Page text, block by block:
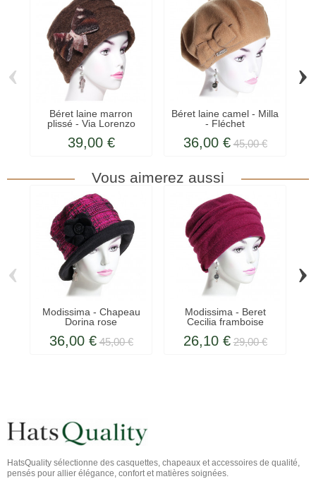
Béret laine marron
plissé - Via Lorenzo
39,00 €
Béret laine camel - Milla
- Fléchet
36,00 € 45,00 €
‹ ›
Vous aimerez aussi
Modissima - Chapeau
Dorina rose
36,00 € 45,00 €
Modissima - Beret
Cecilia framboise
26,10 € 29,00 €
‹ ›
HatsQuality sélectionne des casquettes, chapeaux et accessoires de qualité,
pensés pour allier élégance, confort et matières soignées.